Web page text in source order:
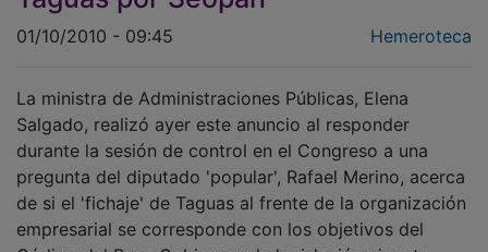
01/10/2010 - 09:45
Salgado, realizó ayer este anuncio al responder
durante la sesión de control en el Congreso a una
pregunta del diputado 'popular', Rafael Merino, acerca
de si el 'fichaje' de Taguas al frente de la organización
empresarial se corresponde con los objetivos del
Código del Buen Gobierno y la legislación vigente.